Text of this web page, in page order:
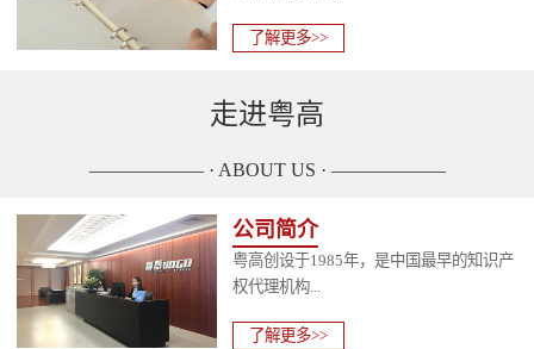
了解更多>>
走进粤高
—————— · ABOUT US · ——————
公司简介
粤高创设于1985年，是中国最早的知识产
权代理机构...
了解更多>>